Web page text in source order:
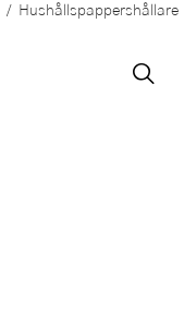
Hushållspappershållare